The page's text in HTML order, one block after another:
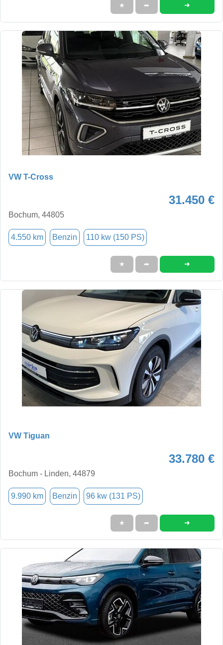
★ ➦ ➜
VW T-Cross
31.450 €
Bochum, 44805
4.550 km Benzin 110 kw (150 PS)
★ ➦ ➜
VW Tiguan
33.780 €
Bochum - Linden, 44879
9.990 km Benzin 96 kw (131 PS)
★ ➦ ➜